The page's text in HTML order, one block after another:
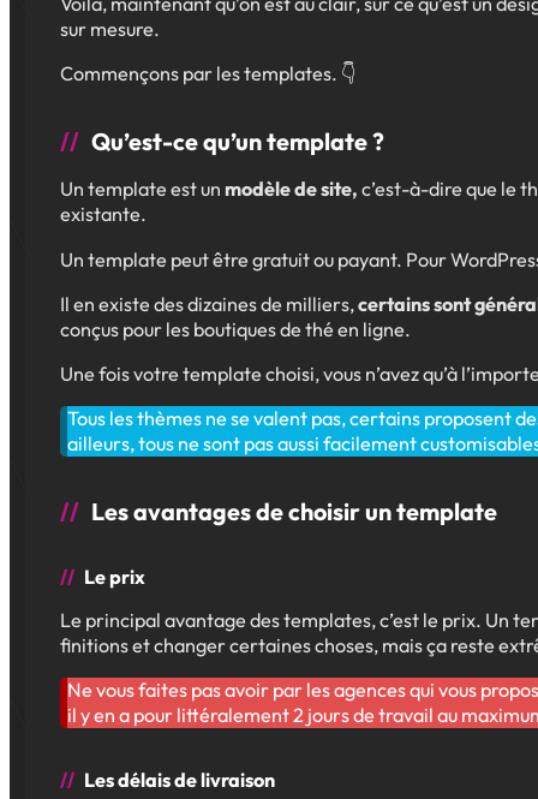
sur mesure.
Commençons par les templates. 👇
Qu’est-ce qu’un template ?
Un template est un modèle de site, c’est-à-dire que le
existante.
Un template peut être gratuit ou payant. Pour
Il en existe des dizaines de milliers,certains sont
conçus pour les boutiques de thé en ligne.
Une fois votre template choisi, vous n’avez qu’à
Tous les thèmes ne se valent pas, certains proposent
ailleurs, tous ne sont pas aussi facilement
Les avantages de choisir un template
Le prix
Le principal avantage des templates, c’est le prix. Un
finitions et changer certaines choses, mais ça reste
Ne vous faites pas avoir par les agences qui vous
il y en a pour littéralement 2 jours de travail au
Les délais de livraison